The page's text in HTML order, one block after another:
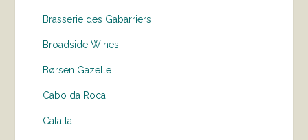
Brasserie des Gabarriers
Broadside Wines
Børsen Gazelle
Cabo da Roca
Calalta